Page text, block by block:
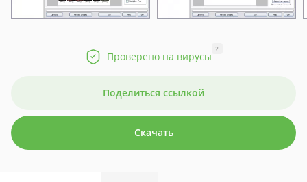
Проверено на вирусы
?
Поделиться ссылкой
Скачать